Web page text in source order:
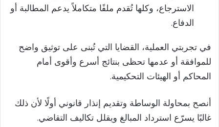
الاسترجاع، وكلها تُقدم ملفًا متكاملاً يدعم المطالبة أو
الدفاع.
في تجربتي العملية، القضايا التي تُبنى على توثيق واضح
للموافقة أو عدمها تحظى بنتائج أسرع وأقوى أمام
المحاكم أو الهيئات التحكيمية.
أنصح بمحاولة الوساطة وتقديم إنذار قانوني أولًا لأن ذلك
غالبًا يسرّع استرداد المبالغ ويقلل تكاليف التقاضي.